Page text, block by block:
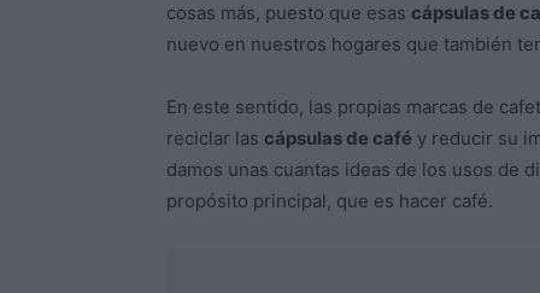
cosas más, puesto que esas cápsulas de
nuevo en nuestros hogares que también
En este sentido, las propias marcas de
reciclar las cápsulas de café y reducir su
damos unas cuantas ideas de los usos de
propósito principal, que es hacer café.